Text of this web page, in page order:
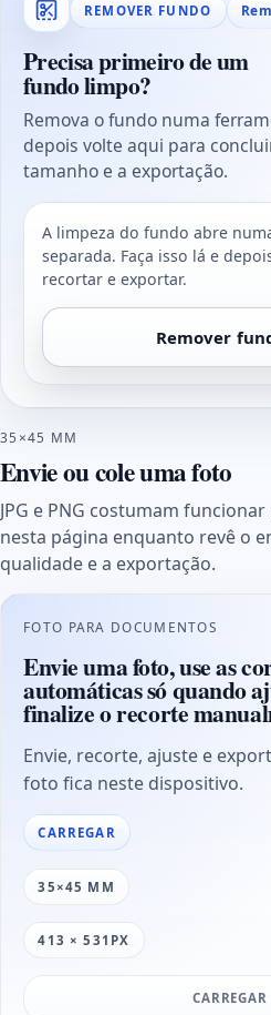
REMOVER FUNDO
Precisa primeiro de um
fundo limpo?
Remova o fundo numa
depois volte aqui para
tamanho e a exportação.
A limpeza do fundo abre
separada. Faça isso lá e
recortar e exportar.
Remover
35×45 MM
Envie ou cole uma foto
JPG e PNG costumam
nesta página enquanto revê o
qualidade e a exportação.
FOTO PARA DOCUMENTOS
Envie uma foto, use as
automáticas só quando
finalize o recorte
Envie, recorte, ajuste e
foto fica neste dispositivo.
CARREGAR
35×45 MM
413 × 531PX
CARREGAR